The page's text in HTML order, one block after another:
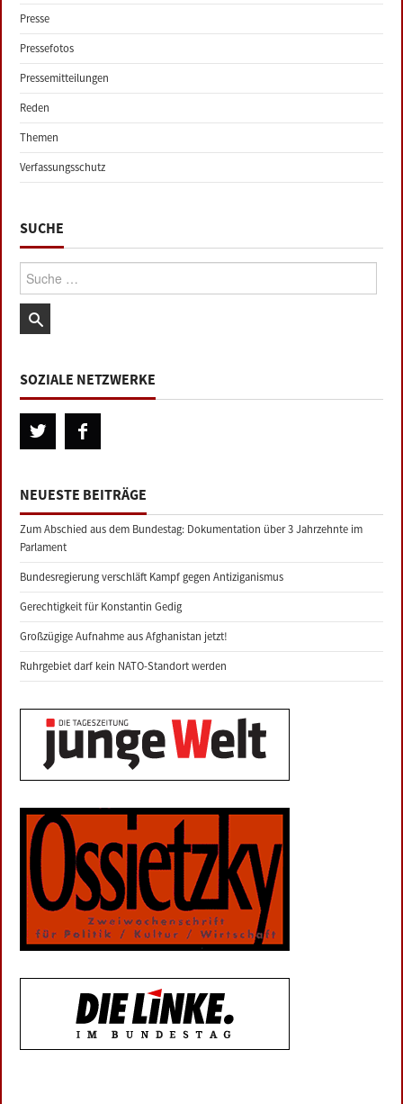
Presse
Pressefotos
Pressemitteilungen
Reden
Themen
Verfassungsschutz
SUCHE
Suche:
SOZIALE NETZWERKE
NEUESTE BEITRÄGE
Zum Abschied aus dem Bundestag: Dokumentation über 3 Jahrzehnte im
Parlament
Bundesregierung verschläft Kampf gegen Antiziganismus
Gerechtigkeit für Konstantin Gedig
Großzügige Aufnahme aus Afghanistan jetzt!
Ruhrgebiet darf kein NATO-Standort werden